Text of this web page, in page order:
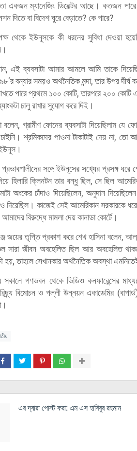
একজন ম্যানেজিং ডিরেক্টর আছে। কতজন পারে
দিতে বা বিদেশ ঘুরে বেড়াতে? কে পারে?
থেকে ইউনূসকে কী ধরনের সুবিধা দেওয়া
এই ব্যবসাটা আমার আমলে আমি তাকে
বন্যার সময়ও অর্থনৈতিক মন্দা, তার উপর
পারে প্রথমে ১০০ কোটি, তারপরে ২০০
চালু রাখার সুযোগ করে দিই।
বলেন, গ্রামীণ ফোনের ব্যবসাটা দিয়েছিলাম যে
শ্রমিকদের পাওনা টাকাটাই দেয় না, তো
প্রভাবশালীদের সঙ্গে ইউনূসের সখ্যের প্রসঙ্গ ধরে
হিলারি ক্লিনটন তার বন্ধু ছিল, সে ছিল
অংকের চাঁদাও দিয়েছিলেন, অনুদান
দিয়েছিল। কাজেই সেই আমেরিকান সরকারকে ধরে
বিরুদ্ধে মামলা দেয় কানাডা কোর্টে।
জয়ের তৃপ্তি প্রকাশ করে শেখ হাসিনা বলেন,
সারা জীবন অবহেলিত ছিল আর অবহেলিত
হয়, তাহলে সেখানকার অর্থনৈতিক অবস্থা
সকালে গণভবন থেকে ভিডিও কনফারেন্সের
বিমোচন ও পল্লী উন্নয়ন একাডেমির
এর দ্বারা পোস্ট করা: এম এস হাবিবুর রহমান